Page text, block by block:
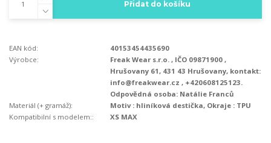
Přidat do košíku
EAN kód:
40153454435690
Výrobce:
Freak Wear s.r.o. , IČO 09871900 ,
Hrušovany 61, 431 43 Hrušovany, kontakt:
info@freakwear.cz , +420608125123.
Odpovědná osoba: Natálie Franců
Materiál (+ gramáž):
Motiv : hliníková destička, Okraje : TPU
Kompatibilní s modelem::
XS MAX